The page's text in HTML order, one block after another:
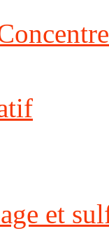
et